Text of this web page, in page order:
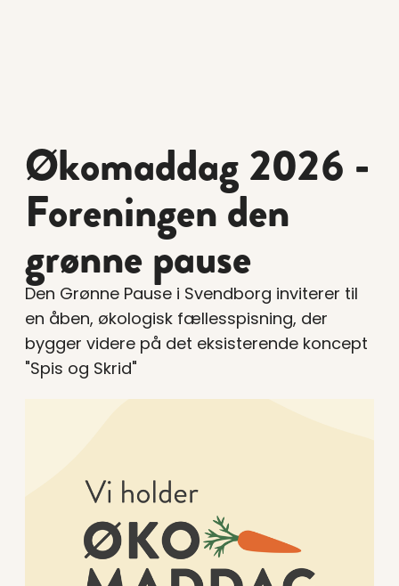
Økomaddag 2026 -
Foreningen den
grønne pause
Den Grønne Pause i Svendborg inviterer til
en åben, økologisk fællesspisning, der
bygger videre på det eksisterende koncept
"Spis og Skrid"